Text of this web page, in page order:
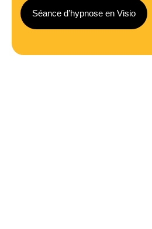
Séance d’hypnose en Visio